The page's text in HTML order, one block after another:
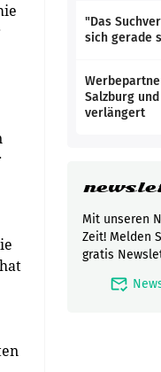
"Das
sich gerade
Salzburg
verlängert
Mit unseren
Zeit! Melden
gratis
mark_email_read